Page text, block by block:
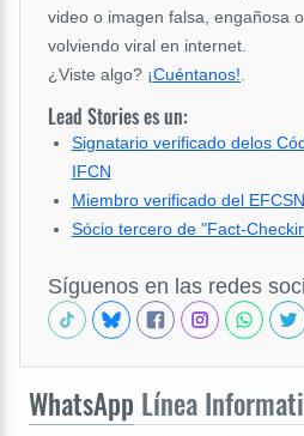
video o imagen falsa, engañosa
volviendo viral en internet.
¿Viste algo? ¡Cuéntanos!.
Lead Stories es un:
Signatario verificado delos
IFCN
Miembro verificado del EFCSN
Sócio tercero de "Fact-
Síguenos en las redes
WhatsApp Línea